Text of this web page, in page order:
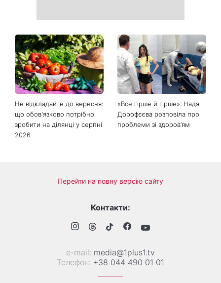
Не відкладайте до вересня:
що обов'язково потрібно
зробити на ділянці у серпні
2026
«Все гірше й гірше»: Надя
Дорофєєва розповіла про
проблеми зі здоров’ям
Перейти на повну версію сайту
Контакти:
е-mail: media@1plus1.tv
Телефон: +38 044 490 01 01